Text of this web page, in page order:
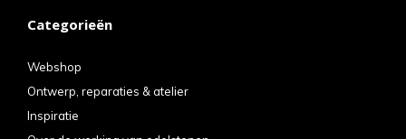
Categorieën
Webshop
Ontwerp, reparaties & atelier
Inspiratie